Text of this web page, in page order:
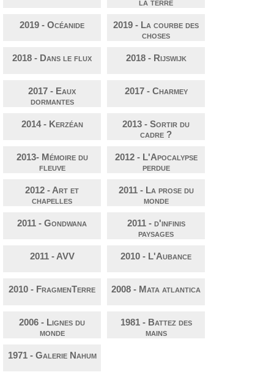
la terre
2019 - Océanide
2019 - La courbe des
choses
2018 - Dans le flux 2018 - Rijswijk
2017 - Eaux
dormantes
2017 - Charmey
2014 - Kerzéan
2013 - Sortir du
cadre ?
2013- Mémoire du
fleuve
2012 - L'Apocalypse
perdue
2012 - Art et
chapelles
2011 - La prose du
monde
2011 - Gondwana
2011 - d'infinis
paysages
2011 - AVV 2010 - L'Aubance
2010 - FragmenTerre 2008 - Mata atlantica
2006 - Lignes du
monde
1981 - Battez des
mains
1971 - Galerie Nahum